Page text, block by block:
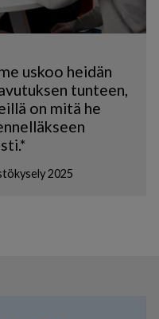
uskoo heidän
tunteen,
on mitä he
2025